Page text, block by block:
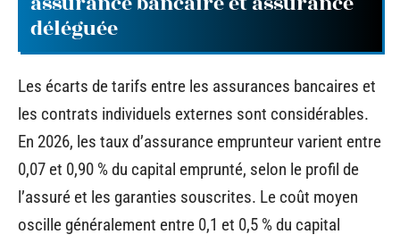
déléguée
Les écarts de tarifs entre les assurances bancaires et
les contrats individuels externes sont considérables.
En 2026, les taux d’assurance emprunteur varient entre
0,07 et 0,90 % du capital emprunté, selon le profil de
l’assuré et les garanties souscrites. Le coût moyen
oscille généralement entre 0,1 et 0,5 % du capital